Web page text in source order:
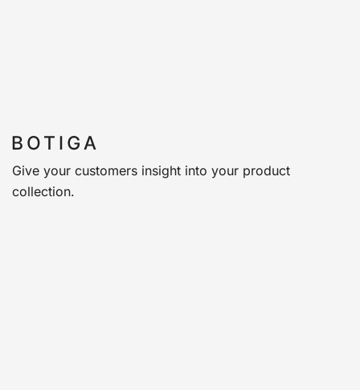
Give your customers insight into your product
collection.